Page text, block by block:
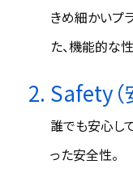
きめ細かいプ
た、機能的な
Safety（
誰でも安心し
った安全性。